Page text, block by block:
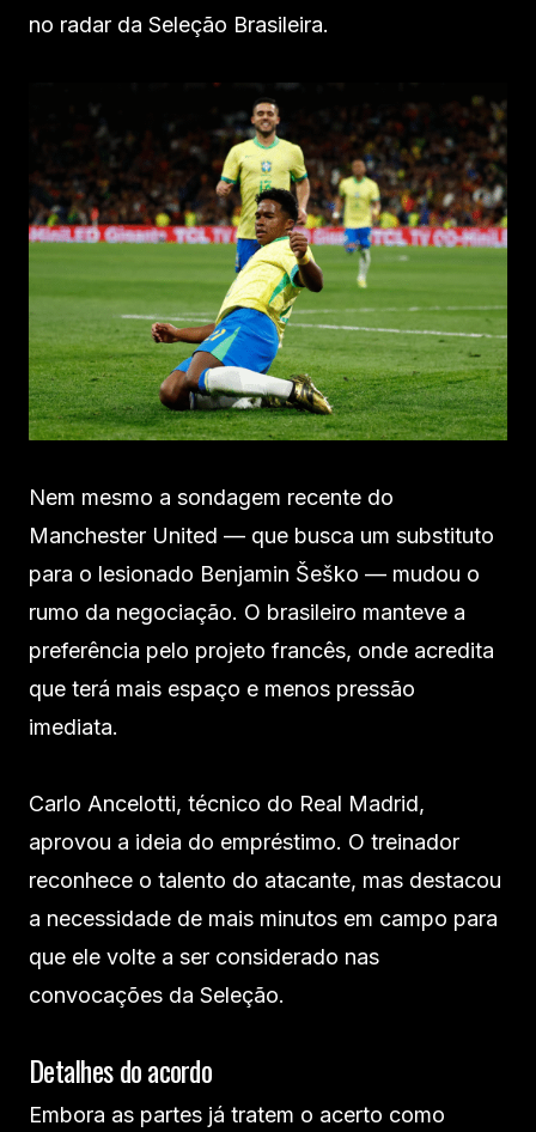
no radar da Seleção Brasileira.
Nem mesmo a sondagem recente do
Manchester United — que busca um substituto
para o lesionado Benjamin Šeško — mudou o
rumo da negociação. O brasileiro manteve a
preferência pelo projeto francês, onde acredita
que terá mais espaço e menos pressão
imediata.
Carlo Ancelotti, técnico do Real Madrid,
aprovou a ideia do empréstimo. O treinador
reconhece o talento do atacante, mas destacou
a necessidade de mais minutos em campo para
que ele volte a ser considerado nas
convocações da Seleção.
Detalhes do acordo
Embora as partes já tratem o acerto como